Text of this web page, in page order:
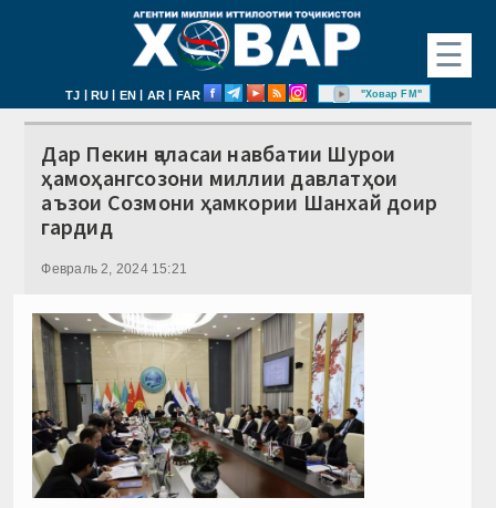
☰
TJ | RU | EN | AR | FAR "Ховар FM"
Дар Пекин ҷаласаи навбатии Шурои
ҳамоҳангсозони миллии давлатҳои
аъзои Созмони ҳамкории Шанхай доир
гардид
Февраль 2, 2024 15:21